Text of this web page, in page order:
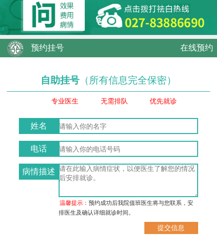
预约挂号 在线预约
自助挂号 （所有信息完全保密）
专业医生 无需排队 优先就诊
姓名
电话
病情描述
温馨提示：预约成功后我院值班医生将与您联系，安
排医生及确认详细就诊时间。